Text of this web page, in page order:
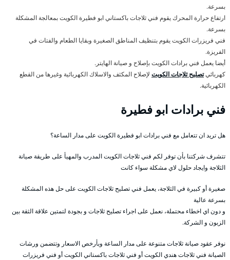
بسرعة.
ارتفاع حرارة المحرك يقوم فني ثلاجات باكستاني ابو فطيرة الكويت بمعالجة المشكلة
بسرعة.
فني فريزرات الكويت يقوم بتنظيف المناطق الصغيرة وبقايا الطعام والفتات في
الفريزة.
أيضا يعمل فني برادات الكويت بإصلاح و صيانة الهايتر.
كهربائيتصليح ثلاجات الكويت لإصلاح المكثف والاسلاك الكهربائية وغيرها من القطع
الكهربائية.
فني برادات ابو فطيرة
هل تريد ان تتعامل مع فني برادات ابو فطيرة الكويت على مدار الساعة؟
تتشرف شركتنا بأن توفر لكم فني ثلاجات الكويت المدرب والمهيأ على طريقة صيانة
الثلاجة وايجاد حلول لاي مشكلة سواء كانت
صغيرة أو كبيرة في الثلاجة، يعمل فني تصليح ثلاجات الكويت على حل هذه المشكلة
بسرعة عالية
و دون اي اخطاء محتملة، نعمل على اجراء تصليح ثلاجات و بجودة لتمتين علاقة الثقة بين
الزبون و الشركة.
نوفر عقود صيانة ثلاجات متنوعة على مدار الساعة وبأرخص الاسعار وتتضمن ورشات
الصيانة فني ثلاجات هندي الكويت أو فني ثلاجات باكستاني الكويت أو فني فريزرات